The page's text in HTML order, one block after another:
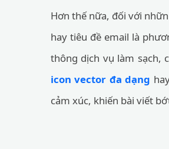
Hơn thế nữa, đối với
hay tiêu đề email là
thông dịch vụ làm sạch,
icon vector đa dạng
cảm xúc, khiến bài viết